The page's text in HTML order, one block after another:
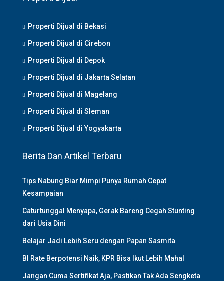
Properti Dijual di Bekasi
Properti Dijual di Cirebon
Properti Dijual di Depok
Properti Dijual di Jakarta Selatan
Properti Dijual di Magelang
Properti Dijual di Sleman
Properti Dijual di Yogyakarta
Berita Dan Artikel Terbaru
Tips Nabung Biar Mimpi Punya Rumah Cepat
Kesampaian
Caturtunggal Menyapa, Gerak Bareng Cegah Stunting
dari Usia Dini
Belajar Jadi Lebih Seru dengan Papan Sasmita
BI Rate Berpotensi Naik, KPR Bisa Ikut Lebih Mahal
Jangan Cuma Sertifikat Aja, Pastikan Tak Ada Sengketa